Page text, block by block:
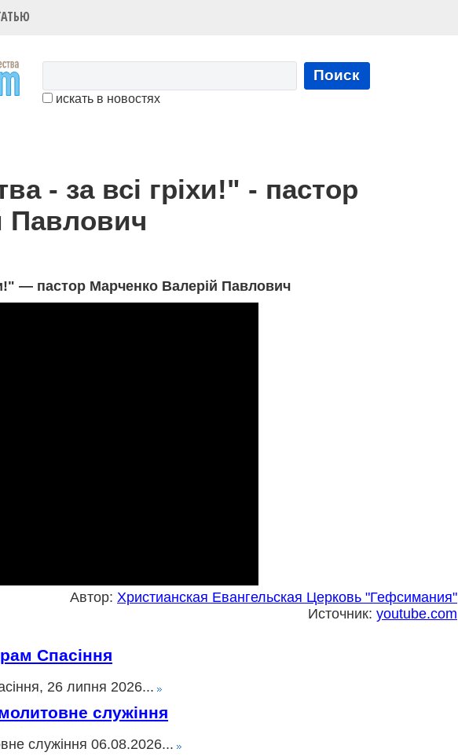
Поиск
искать в новостях
- за всі гріхи!" - пастор
Павлович
— пастор Марченко Валерій Павлович
Автор: Христианская Евангельская Церковь "Гефсимания"
Источник: youtube.com
Спасіння
26 липня 2026...
служіння
служіння 06.08.2026...